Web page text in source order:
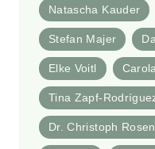
Natascha Kauder
Stefan Majer
Elke Voitl
Tina Zapf-
Dr. Christoph